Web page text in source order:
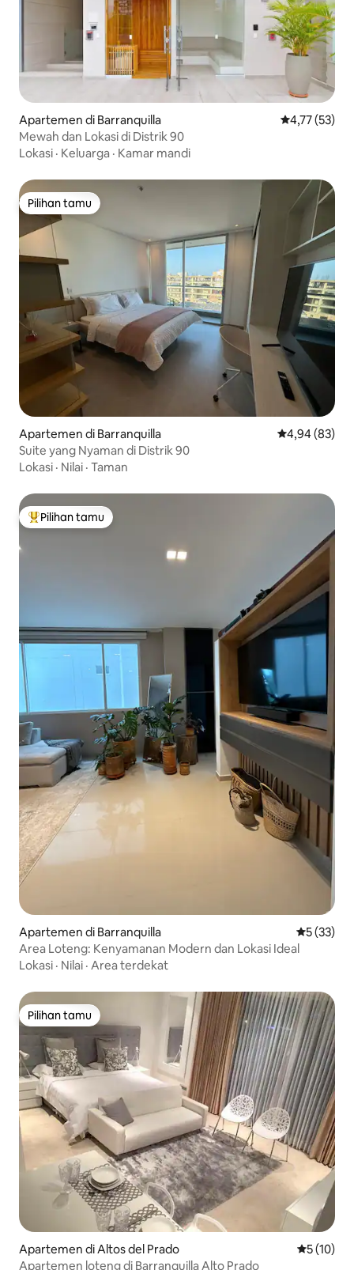
Apartemen di Barranquilla Nilai rata-
4,77 (53)
Mewah dan Lokasi di Distrik 90
Lokasi · Keluarga · Kamar mandi
Pilihan tamu
Pilihan tamu
Apartemen di Barranquilla Nilai rata-rata
4,94 (83)
Suite yang Nyaman di Distrik 90
Lokasi · Nilai · Taman
Pilihan tamu terpopuler
Pilihan tamu
Apartemen di Barranquilla Nilai rata-
5 (33)
Area Loteng: Kenyamanan Modern dan Lokasi Ideal
Lokasi · Nilai · Area terdekat
Pilihan tamu
Pilihan tamu
Apartemen di Altos del Prado Nilai rata-
5 (10)
Apartemen loteng di Barranquilla Alto Prado